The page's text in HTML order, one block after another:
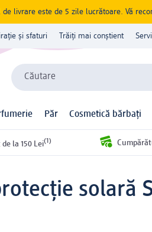
livrare este de 5 zile lucrătoare. Vă
și sfaturi Trăiți mai conștient
Căutare
Păr Cosmetică bărbați
la 150 Lei(1)
solară